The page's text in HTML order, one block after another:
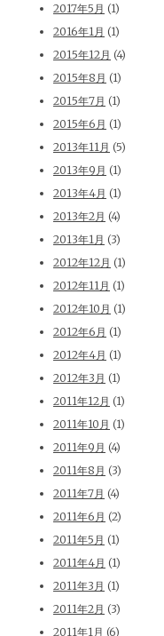
2017年5月 (1)
2016年1月 (1)
2015年12月 (4)
2015年8月 (1)
2015年7月 (1)
2015年6月 (1)
2013年11月 (5)
2013年9月 (1)
2013年4月 (1)
2013年2月 (4)
2013年1月 (3)
2012年12月 (1)
2012年11月 (1)
2012年10月 (1)
2012年6月 (1)
2012年4月 (1)
2012年3月 (1)
2011年12月 (1)
2011年10月 (1)
2011年9月 (4)
2011年8月 (3)
2011年7月 (4)
2011年6月 (2)
2011年5月 (1)
2011年4月 (1)
2011年3月 (1)
2011年2月 (3)
2011年1月 (6)